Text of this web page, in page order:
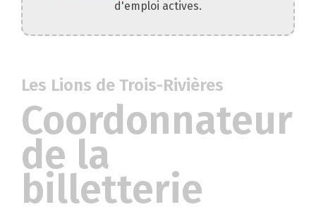
d'emploi actives.
Les Lions de Trois-Rivières
Coordonnateur
de la
billetterie